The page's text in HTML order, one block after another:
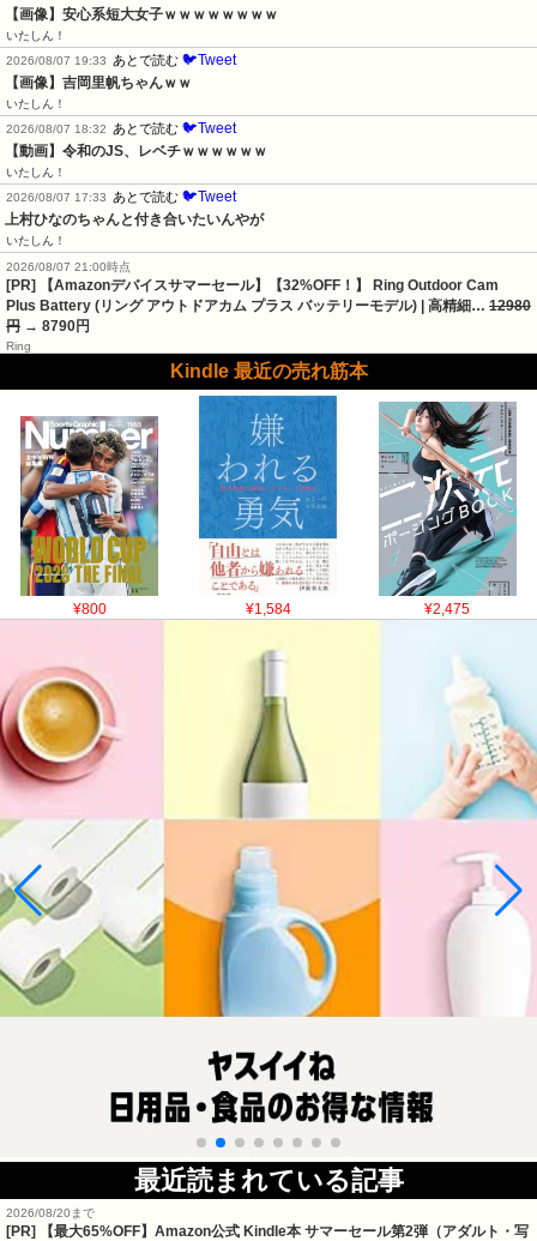
【画像】安心系短大女子ｗｗｗｗｗｗｗｗ
いたしん！
2026/08/07 19:33 あとで読む 🐦Tweet
【画像】吉岡里帆ちゃんｗｗ
いたしん！
2026/08/07 18:32 あとで読む 🐦Tweet
【動画】令和のJS、レベチｗｗｗｗｗｗ
いたしん！
2026/08/07 17:33 あとで読む 🐦Tweet
上村ひなのちゃんと付き合いたいんやが
いたしん！
2026/08/07 21:00時点
[PR] 【Amazonデバイスサマーセール】【32%OFF！】 Ring Outdoor Cam
Plus Battery (リング アウトドアカム プラス バッテリーモデル) | 高精細… 12980
円 → 8790円
Ring
Kindle 最近の売れ筋本
¥800 ¥1,584 ¥2,475
最近読まれている記事
2026/08/20まで
[PR]
【最大65%OFF】Amazon公式 Kindle本 サマーセール第2弾（アダルト・写